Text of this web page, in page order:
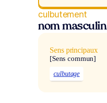
culbutement
nom masculin
Sens principaux
[Sens commun]
culbutage